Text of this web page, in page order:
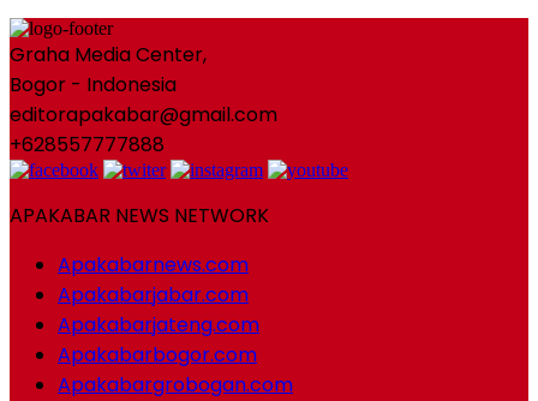
Graha Media Center,
Bogor - Indonesia
editorapakabar@gmail.com
+628557777888
APAKABAR NEWS NETWORK
Apakabarnews.com
Apakabarjabar.com
Apakabarjateng.com
Apakabarbogor.com
Apakabargrobogan.com